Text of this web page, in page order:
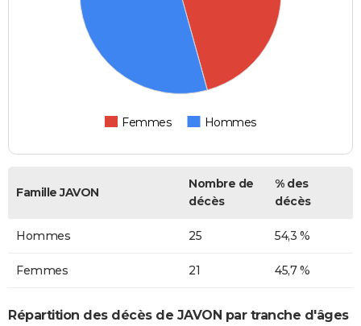
Femmes Hommes
Famille JAVON
Nombre de
décès
% des
décès
Hommes 25 54,3 %
Femmes 21 45,7 %
Répartition des décès de JAVON par tranche d'âges